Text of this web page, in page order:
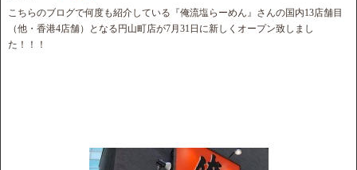
こちらのブログで何度も紹介している『俺流塩らーめん』さんの国内13店舗目
（他・香港4店舗）となる円山町店が7月31日に新しくオープン致しまし
た！！！